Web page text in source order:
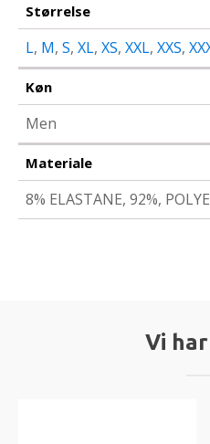
Størrelse
L, M, S, XL, XS, XXL, XXS,
Køn
Men
Materiale
8% ELASTANE, 92%,
Vi